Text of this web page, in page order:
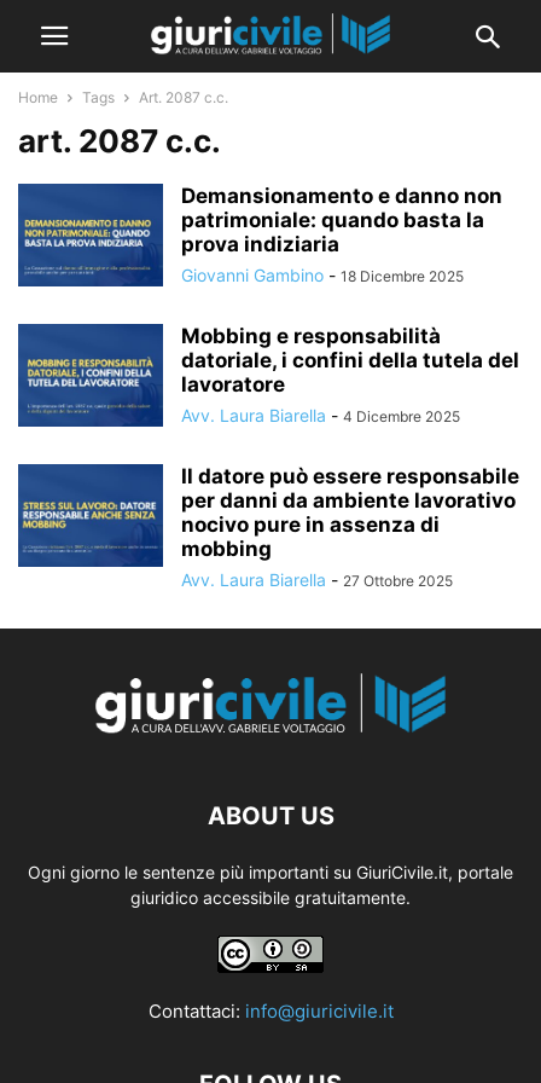
Home Tags Art. 2087 c.c.
art. 2087 c.c.
Demansionamento e danno non
patrimoniale: quando basta la
prova indiziaria
Giovanni Gambino - 18 Dicembre 2025
Mobbing e responsabilità
datoriale, i confini della tutela del
lavoratore
Avv. Laura Biarella - 4 Dicembre 2025
Il datore può essere responsabile
per danni da ambiente lavorativo
nocivo pure in assenza di
mobbing
Avv. Laura Biarella - 27 Ottobre 2025
ABOUT US
Ogni giorno le sentenze più importanti su GiuriCivile.it, portale
giuridico accessibile gratuitamente.
Contattaci: info@giuricivile.it